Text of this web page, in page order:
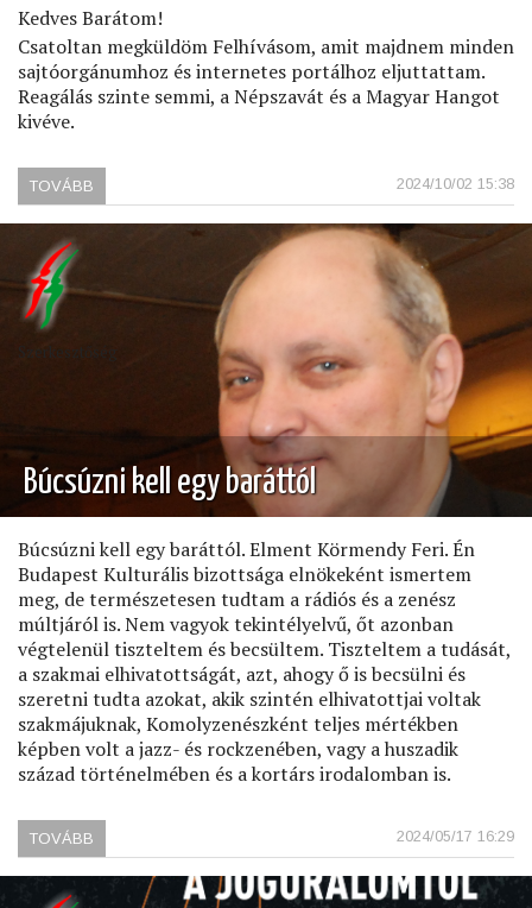
Kedves Barátom!
Csatoltan megküldöm Felhívásom, amit majdnem minden
sajtóorgánumhoz és internetes portálhoz eljuttattam.
Reagálás szinte semmi, a Népszavát és a Magyar Hangot
kivéve.
2024/10/02 15:38
TOVÁBB
GYÖRGYRŐL)
Búcsúzni kell egy baráttól
Szerkesztőség
Búcsúzni kell egy baráttól. Elment Körmendy Feri. Én
Budapest Kulturális bizottsága elnökeként ismertem
meg, de természetesen tudtam a rádiós és a zenész
múltjáról is. Nem vagyok tekintélyelvű, őt azonban
végtelenül tiszteltem és becsültem. Tiszteltem a tudását,
a szakmai elhivatottságát, azt, ahogy ő is becsülni és
szeretni tudta azokat, akik szintén elhivatottjai voltak
szakmájuknak, Komolyzenészként teljes mértékben
képben volt a jazz- és rockzenében, vagy a huszadik
század történelmében és a kortárs irodalomban is.
2024/05/17 16:29
TOVÁBB
KELL
EGY
BARÁTTÓL)